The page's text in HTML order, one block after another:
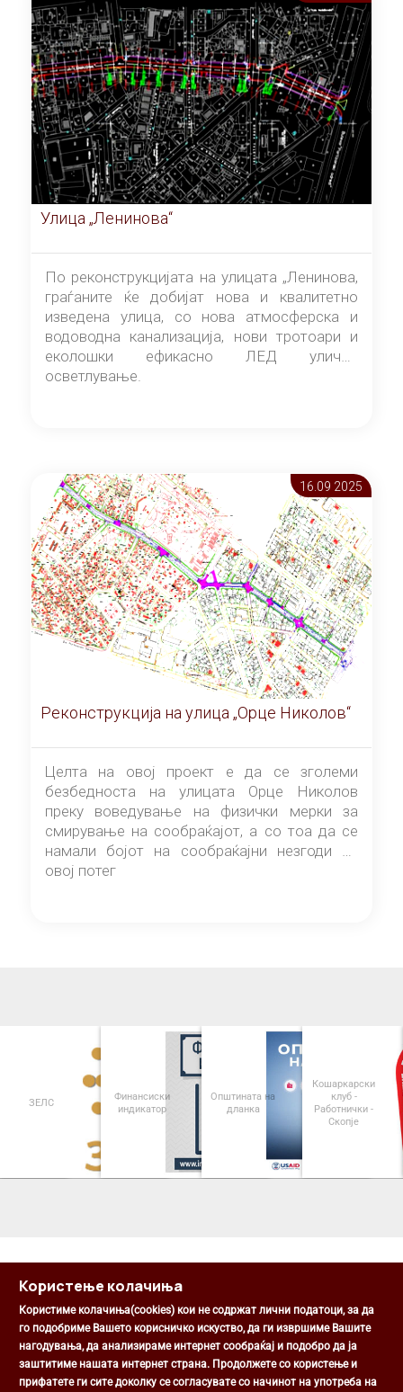
Улица „Ленинова“
По реконструкцијата на улицата „Ленинова,
граѓаните ќе добијат нова и квалитетно
изведена улица, со нова атмосферска и
водоводна канализација, нови тротоари и
еколошки ефикасно ЛЕД улично
осветлување.
16.09 2025
Реконструкција на улица „Орце Николов“
Целта на овој проект е да се зголеми
безбедноста на улицата Орце Николов
преку воведување на физички мерки за
смирување на сообраќајот, а со тоа да се
намали бојот на сообраќајни незгоди на
овој потег
ЗЕЛС
Финансиски
индикатор
Општината на
дланка
Кошаркарски
клуб -
Работнички -
Скопје
Општина Центар
Михаил Цоков бр. 1, Скопје
Користење колачиња
Користиме колачиња(cookies) кои не содржат лични податоци, за да
го подобриме Вашето корисничко искуство, да ги извршиме Вашите
нагодувања, да анализираме интернет сообраќај и подобро да ја
заштитиме нашата интернет страна. Продолжете со користење и
прифатете ги сите доколку се согласувате со начинот на употреба на